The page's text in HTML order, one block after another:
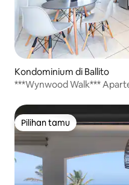
Kondominium di Ballito
***Wynwood Walk***
Pilihan tamu
Pilihan tamu